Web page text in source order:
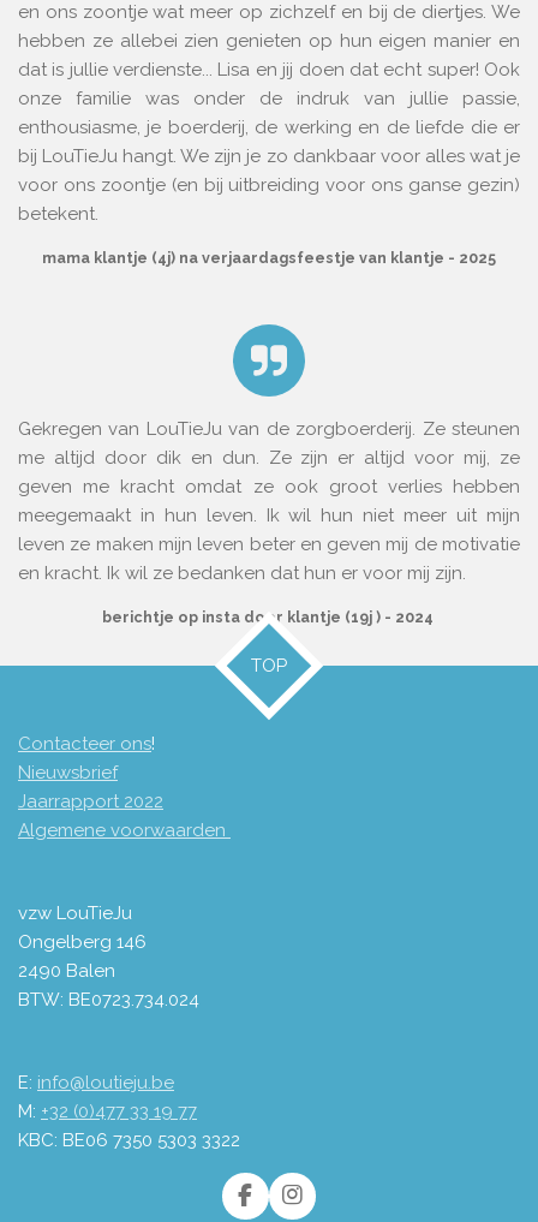
en ons zoontje wat meer op zichzelf en bij de diertjes. We
hebben ze allebei zien genieten op hun eigen manier en
dat is jullie verdienste... Lisa en jij doen dat echt super! Ook
onze familie was onder de indruk van jullie passie,
enthousiasme, je boerderij, de werking en de liefde die er
bij LouTieJu hangt. We zijn je zo dankbaar voor alles wat je
voor ons zoontje (en bij uitbreiding voor ons ganse gezin)
betekent.
mama klantje (4j) na verjaardagsfeestje van klantje - 2025
Gekregen van LouTieJu van de zorgboerderij. Ze steunen
me altijd door dik en dun. Ze zijn er altijd voor mij, ze
geven me kracht omdat ze ook groot verlies hebben
meegemaakt in hun leven. Ik wil hun niet meer uit mijn
leven ze maken mijn leven beter en geven mij de motivatie
en kracht. Ik wil ze bedanken dat hun er voor mij zijn.
berichtje op insta door klantje (19j ) - 2024
TOP
Contacteer ons!
Nieuwsbrief
Jaarrapport 2022
Algemene voorwaarden
vzw LouTieJu
Ongelberg 146
2490 Balen
BTW: BE0723.734.024
E: info@loutieju.be
M: +32 (0)477 33 19 77
KBC: BE06 7350 5303 3322
F
I